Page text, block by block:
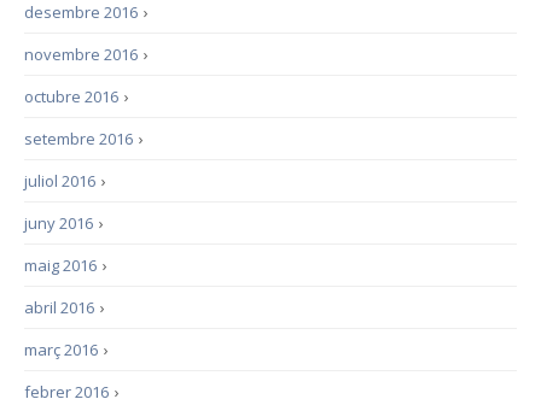
›
desembre 2016
›
novembre 2016
›
octubre 2016
›
setembre 2016
›
juliol 2016
›
juny 2016
›
maig 2016
›
abril 2016
›
març 2016
›
febrer 2016